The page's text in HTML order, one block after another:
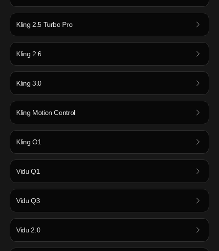
Kling 2.5 Turbo Pro
Kling 2.6
Kling 3.0
Kling Motion Control
Kling O1
Vidu Q1
Vidu Q3
Vidu 2.0